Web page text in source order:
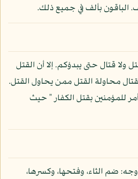
الباقون بألف في جميع ذلك.
ولا قتال حتى يبدؤكم. إلا أن القتل
محاولة القتل ممن يحاول القتل.
للمؤمنين بقتل الكفار " حيث
ضم الثاء، وفتحها، وكسرها،